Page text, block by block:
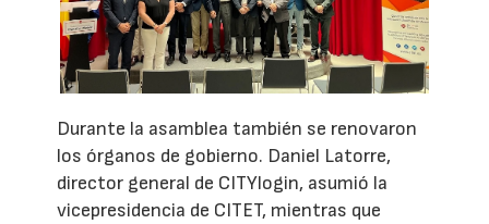
Durante la asamblea también se renovaron
los órganos de gobierno. Daniel Latorre,
director general de CITYlogin, asumió la
vicepresidencia de CITET, mientras que